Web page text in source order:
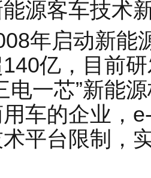
源客车技术
年启动新能
亿，目前
电一芯”新能
车的企业，
平台限制，